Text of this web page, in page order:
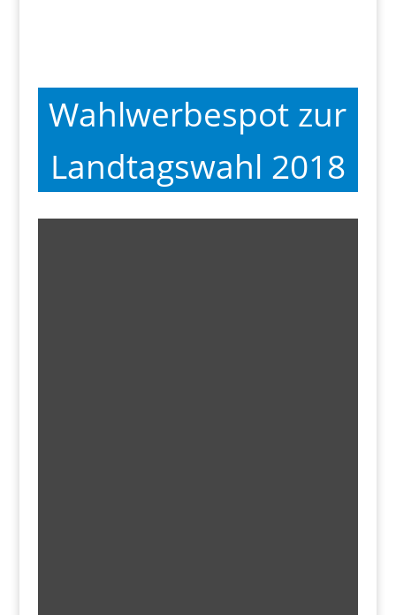
Wahlwerbespot zur
Landtagswahl 2018